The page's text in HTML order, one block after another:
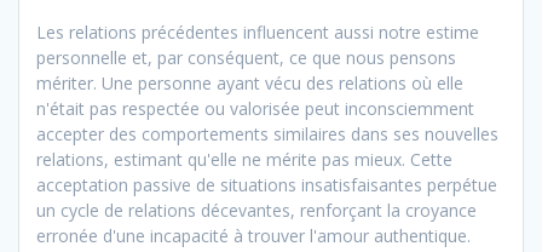
Les relations précédentes influencent aussi notre estime
personnelle et, par conséquent, ce que nous pensons
mériter. Une personne ayant vécu des relations où elle
n'était pas respectée ou valorisée peut inconsciemment
accepter des comportements similaires dans ses nouvelles
relations, estimant qu'elle ne mérite pas mieux. Cette
acceptation passive de situations insatisfaisantes perpétue
un cycle de relations décevantes, renforçant la croyance
erronée d'une incapacité à trouver l'amour authentique.